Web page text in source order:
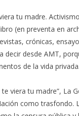
tu madre.
(en preventa en
crónicas,
decir desde AMT,
de la vida privada.
te viera tu madre”, La
como trasfondo.